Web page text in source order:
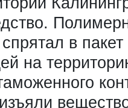
в
на